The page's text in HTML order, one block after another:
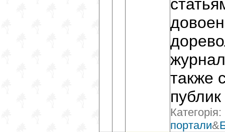
также
публик
Категорія:
портали&